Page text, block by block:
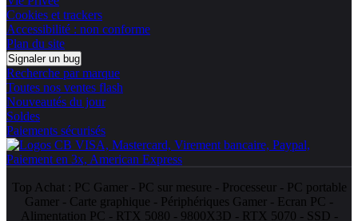
Cookies et trackers
Accessibilité : non conforme
Plan du site
Signaler un bug
Recherche par marque
Toutes nos ventes flash
Nouveautés du jour
Soldes
Paiements sécurisés
Top Achat : PC Gamer- PC sur mesure - Processeur- PC portable
Gamer - Carte graphique - Périphériques Gamer - Ecran PC -
Alimentation PC - RTX 5080 - 9800X3D - RTX 5070 - SSD -